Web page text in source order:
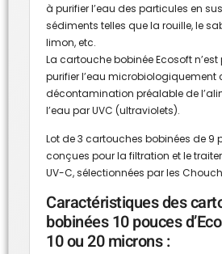
à purifier l’eau des particules en
sédiments telles que la rouille, le
limon, etc.
La cartouche bobinée Ecosoft
purifier l’eau microbiologiquement
décontamination préalable de
l’eau par UVC (ultraviolets).
Lot de 3 cartouches bobinées de 9
conçues pour la filtration et le
UV-C, sélectionnées par les
Caractéristiques des
bobinées 10 pouces
10 ou 20 microns :